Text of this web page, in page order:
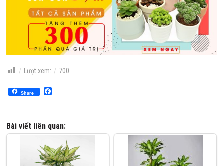
Lượt xem: 700
Share
Bài viết liên quan: